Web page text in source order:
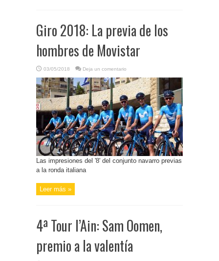
Giro 2018: La previa de los
hombres de Movistar
03/05/2018 Deja un comentario
Las impresiones del '8' del conjunto navarro previas
a la ronda italiana
Leer más »
4ª Tour l’Ain: Sam Oomen,
premio a la valentía